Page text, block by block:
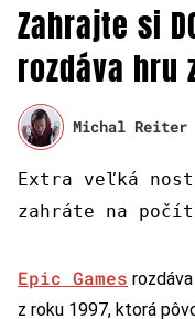
Zahrajte si
rozdáva hru
Michal Reiter
Extra veľká
zahráte na
Epic Games
z roku 1997, ktorá